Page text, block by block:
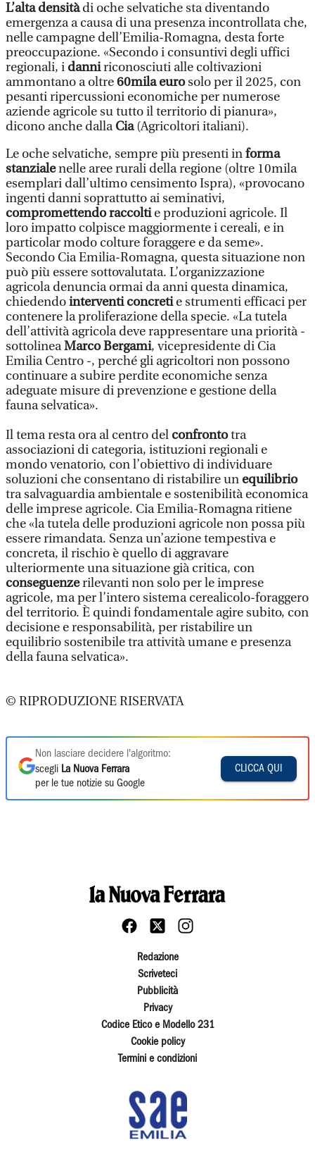
L’alta densitàdi oche selvatiche sta diventando
emergenza a causa di una presenza incontrollata che,
nelle campagne dell’Emilia-Romagna, desta forte
preoccupazione. «Secondo i consuntivi degli uffici
regionali, i danniriconosciuti alle coltivazioni
ammontano a oltre60mila eurosolo per il 2025, con
pesanti ripercussioni economiche per numerose
aziende agricole su tutto il territorio di pianura»,
dicono anche dallaCia(Agricoltori italiani).
Le oche selvatiche, sempre più presenti informa
stanzialenelle aree rurali della regione (oltre 10mila
esemplari dall’ultimo censimento Ispra), «provocano
ingenti danni soprattutto ai seminativi,
compromettendo raccoltie produzioni agricole. Il
loro impatto colpisce maggiormente i cereali, e in
particolar modo colture foraggere e da seme».
Secondo Cia Emilia-Romagna, questa situazione non
può più essere sottovalutata. L’organizzazione
agricola denuncia ormai da anni questa dinamica,
chiedendointerventi concretie strumenti efficaci per
contenere la proliferazione della specie. «La tutela
dell’attività agricola deve rappresentare una priorità -
sottolineaMarco Bergami, vicepresidente di Cia
Emilia Centro -, perché gli agricoltori non possono
continuare a subire perdite economiche senza
adeguate misure di prevenzione e gestione della
fauna selvatica».
Il tema resta ora al centro del confrontotra
associazioni di categoria, istituzioni regionali e
mondo venatorio, con l’obiettivo di individuare
soluzioni che consentano di ristabilire un equilibrio
tra salvaguardia ambientale e sostenibilità economica
delle imprese agricole. Cia Emilia-Romagna ritiene
che «la tutela delle produzioni agricole non possa più
essere rimandata. Senza un’azione tempestiva e
concreta, il rischio è quello di aggravare
ulteriormente una situazione già critica, con
conseguenzerilevanti non solo per le imprese
agricole, ma per l’intero sistema cerealicolo-foraggero
del territorio. È quindi fondamentale agire subito, con
decisione e responsabilità, per ristabilire un
equilibrio sostenibile tra attività umane e presenza
della fauna selvatica».
© RIPRODUZIONE RISERVATA
Non lasciare decidere l'algoritmo:
scegli La Nuova Ferrara
per le tue notizie su Google
CLICCA QUI
Redazione
Scriveteci
Pubblicità
Privacy
Codice Etico e Modello 231
Cookie policy
Termini e condizioni